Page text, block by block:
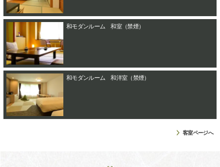
和モダンルーム 和室（禁煙）
和モダンルーム 和洋室（禁煙）
客室ページへ